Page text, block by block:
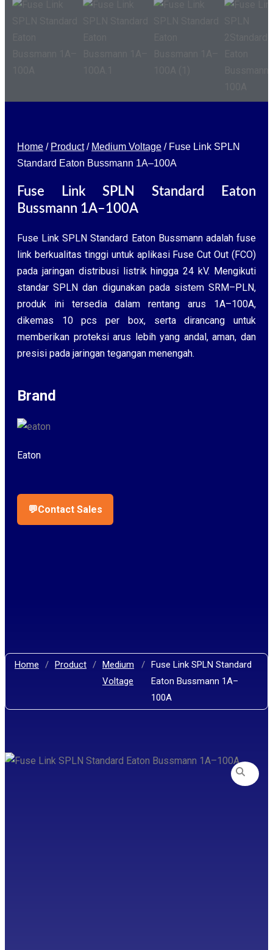
Home / Product/ Medium Voltage / Fuse Link SPLN
Standard Eaton Bussmann 1A–100A
Fuse Link SPLN Standard Eaton
Bussmann 1A–100A
Fuse Link SPLN Standard Eaton Bussmann adalah fuse
link berkualitas tinggi untuk aplikasi Fuse Cut Out (FCO)
pada jaringan distribusi listrik hingga 24 kV. Mengikuti
standar SPLN dan digunakan pada sistem SRM–PLN,
produk ini tersedia dalam rentang arus 1A–100A,
dikemas 10 pcs per box, serta dirancang untuk
memberikan proteksi arus lebih yang andal, aman, dan
presisi pada jaringan tegangan menengah.
Brand
Eaton
💬Contact Sales
Home / Product / Medium
Voltage
/ Fuse Link SPLN Standard
Eaton Bussmann 1A–
100A